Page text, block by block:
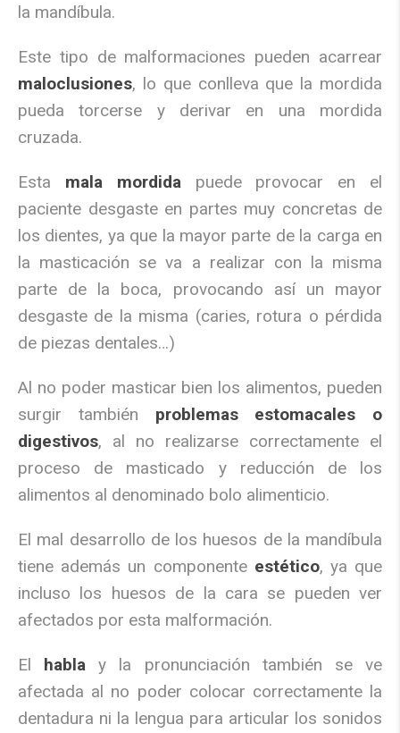
la mandíbula.
Este tipo de malformaciones pueden acarrear
maloclusiones, lo que conlleva que la mordida
pueda torcerse y derivar en una mordida
cruzada.
Esta mala mordidapuede provocar en el
paciente desgaste en partes muy concretas de
los dientes, ya que la mayor parte de la carga en
la masticación se va a realizar con la misma
parte de la boca, provocando así un mayor
desgaste de la misma (caries, rotura o pérdida
de piezas dentales…)
Al no poder masticar bien los alimentos, pueden
surgir también problemas estomacales o
digestivos, al no realizarse correctamente el
proceso de masticado y reducción de los
alimentos al denominado bolo alimenticio.
El mal desarrollo de los huesos de la mandíbula
tiene además un componente estético, ya que
incluso los huesos de la cara se pueden ver
afectados por esta malformación.
El habla y la pronunciación también se ve
afectada al no poder colocar correctamente la
dentadura ni la lengua para articular los sonidos